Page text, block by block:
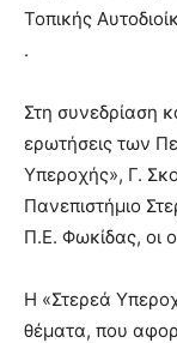
Τοπικής
.
Στη συνεδρίαση
ερωτήσεις των
Υπεροχής», Γ.
Πανεπιστήμιο
Π.Ε. Φωκίδας, οι
Η «Στερεά
θέματα, που